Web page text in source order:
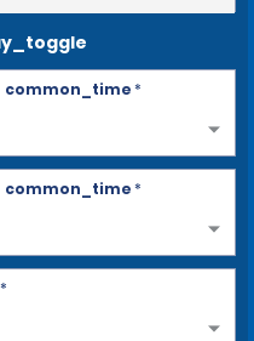
common_time*
common_time*
*